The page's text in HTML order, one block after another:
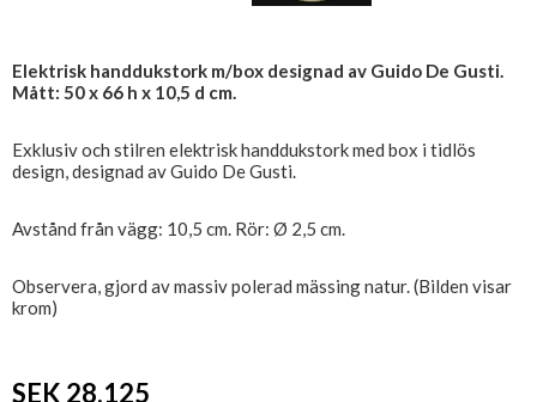
Elektrisk handdukstork m/box designad av Guido De Gusti.
Mått: 50 x 66 h x 10,5 d cm.
Exklusiv och stilren elektrisk handdukstork med box i tidlös
design, designad av Guido De Gusti.
Avstånd från vägg: 10,5 cm. Rör: Ø 2,5 cm.
Observera, gjord av massiv polerad mässing natur. (Bilden visar
krom)
SEK 28.125